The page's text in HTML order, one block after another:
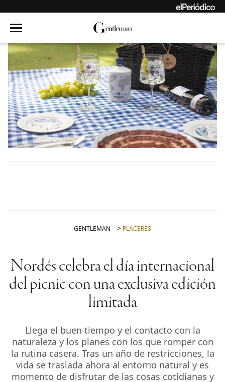
GENTLEMAN - PLACERES
Nordés celebra el día internacional
del picnic con una exclusiva edición
limitada
Llega el buen tiempo y el contacto con la
naturaleza y los planes con los que romper con
la rutina casera. Tras un año de restricciones, la
vida se traslada ahora al entorno natural y es
momento de disfrutar de las cosas cotidianas y